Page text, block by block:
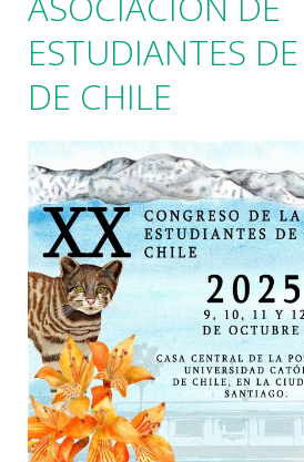
ESTUDIANTES
DE CHILE